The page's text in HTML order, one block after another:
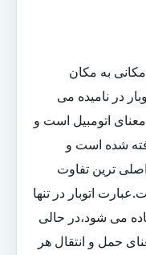
مکانی به مکان
در نامیده می
اتومبیل است و
شده است و
ترین تفاوت
اتوبار در تنها
می شود،در حالی
حمل و انتقال هر